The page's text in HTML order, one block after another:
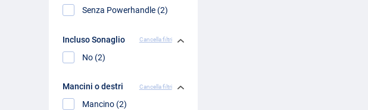
Senza Powerhandle (2)
Incluso Sonaglio Cancella filtri
No (2)
Mancini o destri Cancella filtri
Mancino (2)